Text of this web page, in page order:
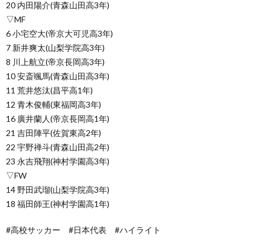
20 内田陽介(青森山田高3年)
▽MF
6 小宅空大(帝京大可児高3年)
7 新井爽太(山梨学院高3年)
8 川上航立(帝京長岡高3年)
10 安斎颯馬(青森山田高3年)
11 荒井悠汰(昌平高1年)
12 青木俊輔(東福岡高3年)
16 廣井蘭人(帝京長岡高1年)
21 吉田陣平(佐賀東高2年)
22 宇野禅斗(青森山田高2年)
23 永吉飛翔(神村学園高3年)
▽FW
14 野田武瑠(山梨学院高3年)
18 福田師王(神村学園高1年)
#高校サッカー #日本代表 #ハイライト